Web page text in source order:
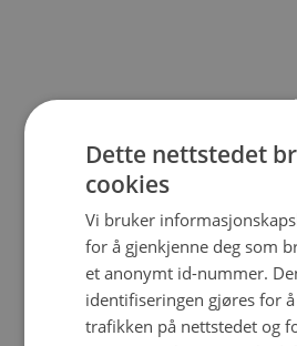
Dette nettstedet
cookies
Vi bruker
for å gjenkjenne deg som
et anonymt id-nummer.
identifiseringen gjøres for
trafikken på nettstedet og